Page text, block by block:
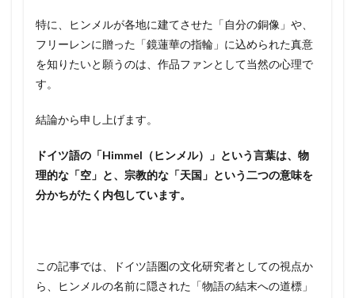
特に、ヒンメルが各地に建てさせた「自分の銅像」や、
フリーレンに贈った「鏡蓮華の指輪」に込められた真意
を知りたいと願うのは、作品ファンとして当然の心理で
す。
結論から申し上げます。
ドイツ語の「Himmel（ヒンメル）」という言葉は、物
理的な「空」と、宗教的な「天国」という二つの意味を
分かちがたく内包しています。
この記事では、ドイツ語圏の文化研究者としての視点か
ら、ヒンメルの名前に隠された「物語の結末への道標」